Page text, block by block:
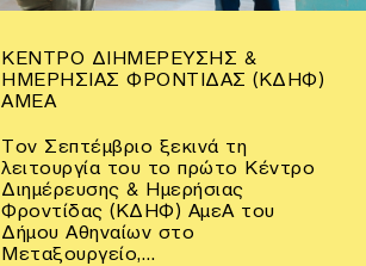
ΚΈΝΤΡΟ ΔΙΗΜΈΡΕΥΣΗΣ &
ΗΜΕΡΉΣΙΑΣ ΦΡΟΝΤΊΔΑΣ (ΚΔΗΦ)
ΑΜΕΑ
Τον Σεπτέμβριο ξεκινά τη
λειτουργία του το πρώτο Κέντρο
Διημέρευσης & Ημερήσιας
Φροντίδας (ΚΔΗΦ) ΑμεΑ του
Δήμου Αθηναίων στο
Μεταξουργείο,…